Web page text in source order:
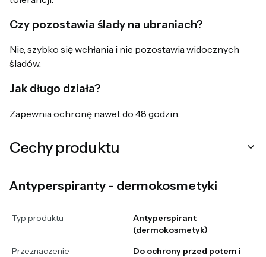
Czy pozostawia ślady na ubraniach?
Nie, szybko się wchłania i nie pozostawia widocznych
śladów.
Jak długo działa?
Zapewnia ochronę nawet do 48 godzin.
Cechy produktu
Antyperspiranty - dermokosmetyki
Typ produktu
Antyperspirant
(dermokosmetyk)
Przeznaczenie
Do ochrony przed potem i